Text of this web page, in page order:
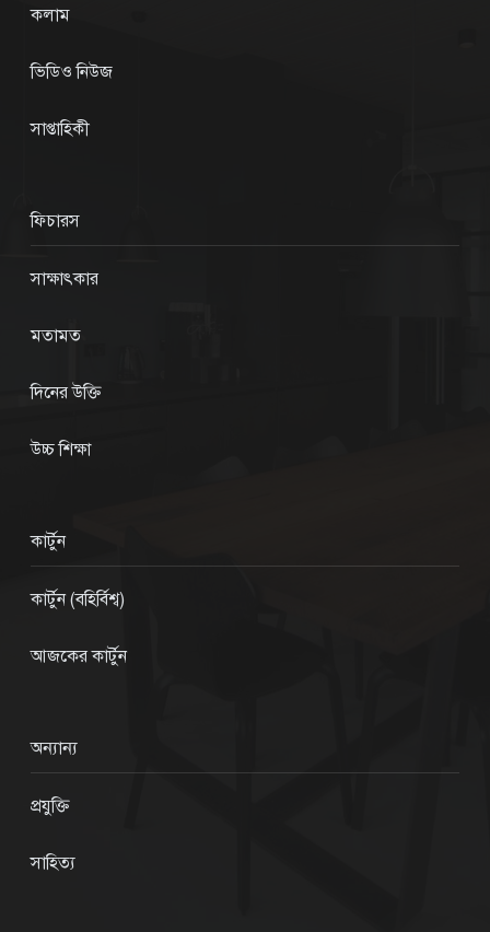
কলাম
ভিডিও নিউজ
সাপ্তাহিকী
ফিচারস
সাক্ষাৎকার
মতামত
দিনের উক্তি
উচ্চ শিক্ষা
কার্টুন
কার্টুন (বহির্বিশ্ব)
আজকের কার্টুন
অন্যান্য
প্রযুক্তি
সাহিত্য